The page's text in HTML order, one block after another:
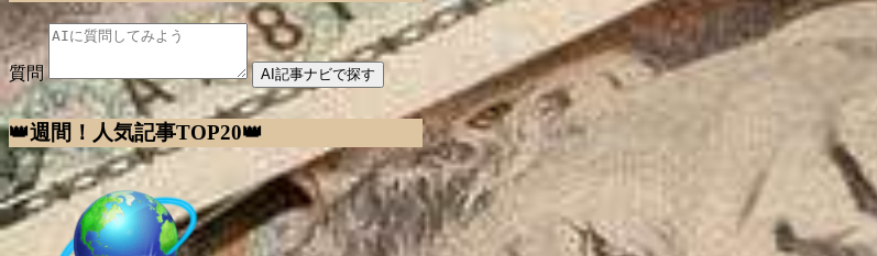
質問 AI記事ナビで探す
👑週間！人気記事TOP20👑